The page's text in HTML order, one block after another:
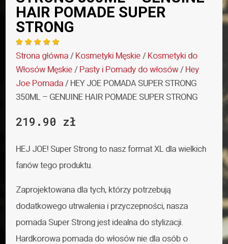
HAIR POMADE SUPER
STRONG
    
Strona główna / Kosmetyki Męskie / Kosmetyki do
Włosów Męskie / Pasty i Pomady do włosów/ Hey
Joe Pomada / HEY JOE POMADA SUPER STRONG
350ML – GENUINE HAIR POMADE SUPER STRONG
219.90 zł
HEJ JOE! Super Strong to nasz format XL dla wielkich
fanów tego produktu.
Zaprojektowana dla tych, którzy potrzebują
dodatkowego utrwalenia i przyczepności, nasza
pomada Super Strong jest idealna do stylizacji.
Hardkorowa pomada do włosów nie dla osób o